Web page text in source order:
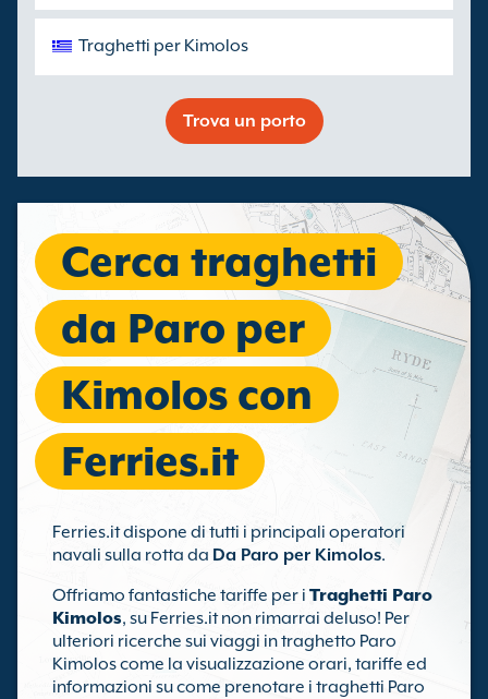
Traghetti per Kimolos
Trova un porto
Cerca traghetti
da Paro per
Kimolos con
Ferries.it
Ferries.it dispone di tutti i principali operatori
navali sulla rotta da Da Paro per Kimolos.
Offriamo fantastiche tariffe per i Traghetti Paro
Kimolos, su Ferries.it non rimarrai deluso! Per
ulteriori ricerche sui viaggi in traghetto Paro
Kimolos come la visualizzazione orari, tariffe ed
informazioni su come prenotare i traghetti Paro